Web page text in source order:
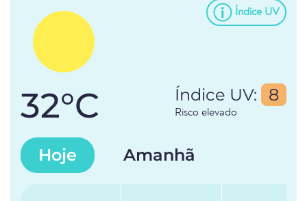
Índice UV
32°C Índice UV: 8
Risco elevado
Hoje Amanhã